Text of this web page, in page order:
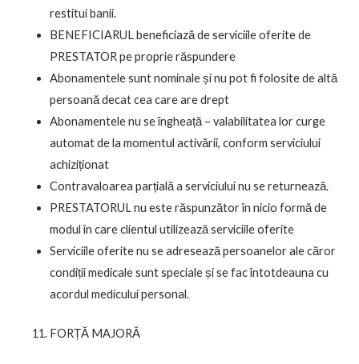
restitui banii.
BENEFICIARUL beneficiază de serviciile oferite de
PRESTATOR pe proprie răspundere
Abonamentele sunt nominale și nu pot fi folosite de altă
persoană decat cea care are drept
Abonamentele nu se îngheață – valabilitatea lor curge
automat de la momentul activării, conform serviciului
achiziționat
Contravaloarea parțială a serviciului nu se returnează.
PRESTATORUL nu este răspunzător în nicio formă de
modul în care clientul utilizează serviciile oferite
Serviciile oferite nu se adresează persoanelor ale căror
condiții medicale sunt speciale și se fac întotdeauna cu
acordul medicului personal.
FORȚĂ MAJORĂ